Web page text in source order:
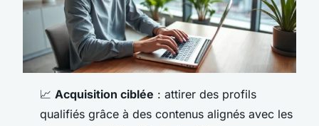
📈 Acquisition ciblée : attirer des profils
qualifiés grâce à des contenus alignés avec les